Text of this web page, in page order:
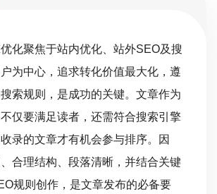
化聚焦于站内优化、站外SEO及搜
为中心，追求转化价值最大化，遵
索规则，是成功的关键。文章作为
仅要满足读者，还需符合搜索引擎
录的文章才有机会参与排序。因
合理结构、段落清晰，并结合关键
规则创作，是文章发布的必备要